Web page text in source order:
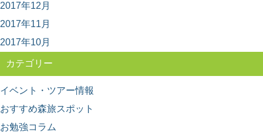
2017年12月
2017年11月
2017年10月
カテゴリー
イベント・ツアー情報
おすすめ森旅スポット
お勉強コラム